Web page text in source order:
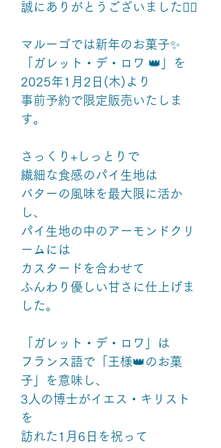
誠にありがとうございました🙇‍♀️
マルーゴでは新年のお菓子✨
「ガレット・デ・ロワ 👑」を
2025年1月2日(木)より
事前予約で限定販売いたしま
す。
さっくり+しっとりで
繊細な食感のパイ生地は
バターの風味を最大限に活か
し、
パイ生地の中のアーモンドクリ
ームには
カスタードを合わせて
ふんわり優しい甘さに仕上げま
した。
「ガレット・デ・ロワ」は
フランス語で「王様👑のお菓
子」を意味し、
3人の博士がイエス・キリスト
を
訪れた1月6日を祝って